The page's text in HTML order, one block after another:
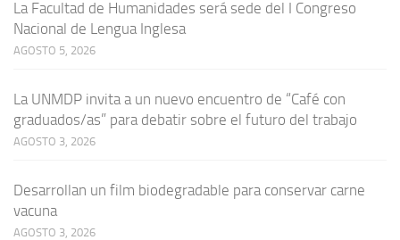
La Facultad de Humanidades será sede del I Congreso
Nacional de Lengua Inglesa
AGOSTO 5, 2026
La UNMDP invita a un nuevo encuentro de “Café con
graduados/as” para debatir sobre el futuro del trabajo
AGOSTO 3, 2026
Desarrollan un film biodegradable para conservar carne
vacuna
AGOSTO 3, 2026